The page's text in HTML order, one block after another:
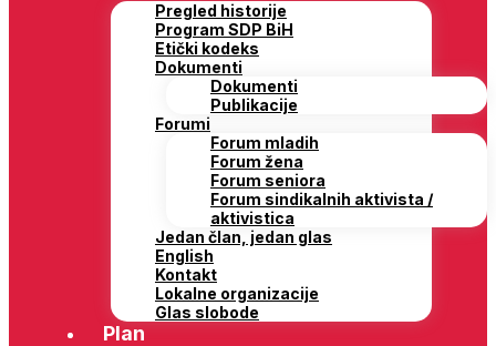
Pregled historije
Program SDP BiH
Etički kodeks
Dokumenti
Dokumenti
Publikacije
Forumi
Forum mladih
Forum žena
Forum seniora
Forum sindikalnih aktivista /
aktivistica
Jedan član, jedan glas
English
Kontakt
Lokalne organizacije
Glas slobode
Plan